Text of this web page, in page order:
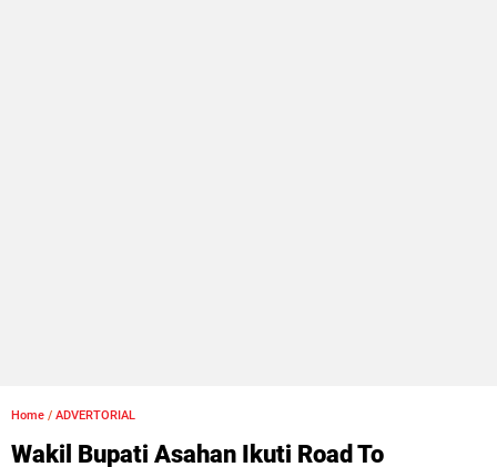
Home / ADVERTORIAL
Wakil Bupati Asahan Ikuti Road To